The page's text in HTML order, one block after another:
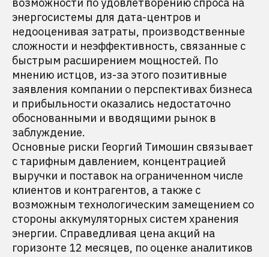
энергосистемы для дата-центров и
недооценивая затраты, производственные
сложности и неэффективность, связанные с
быстрым расширением мощностей. По
мнению истцов, из-за этого позитивные
заявления компании о перспективах бизнеса
и прибыльности оказались недостаточно
обоснованными и вводящими рынок в
заблуждение.
Основные риски Георгий Тимошин связывает
с тарифным давлением, концентрацией
выручки и поставок на ограниченном числе
клиентов и контрагентов, а также с
возможным технологическим замещением со
стороны аккумуляторных систем хранения
энергии. Справедливая цена акций на
горизонте 12 месяцев, по оценке аналитиков